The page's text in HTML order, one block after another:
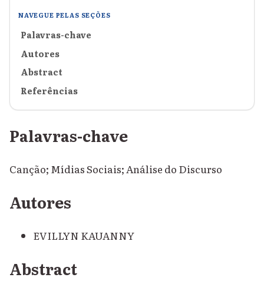
NAVEGUE PELAS SEÇÕES
Palavras-chave
Autores
Abstract
Referências
Palavras-chave
Canção; Mídias Sociais; Análise do Discurso
Autores
EVILLYN KAUANNY
Abstract